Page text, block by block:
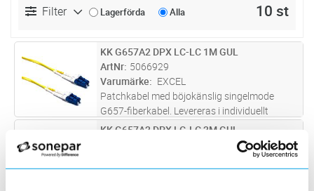
Filter Lagerförda Alla 10 st
ST Lägg i kundvagn
KK G657A2 DPX LC-LC 1M GUL
ArtNr 5066929
Varumärke
EXCEL
Patchkabel med böjokänslig singelmode
G657-fiberkabel. Levereras i individuellt
förpackning inkl testrapport. Ingår i Excels 25-
åriga systemgaranti, se separata villkor.
ST Lägg i kundvagn
KK G657A2 DPX LC-LC 2M GUL